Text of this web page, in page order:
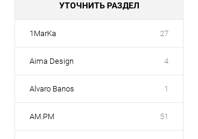
УТОЧНИТЬ РАЗДЕЛ
1MarKa 27
Aima Design 4
Alvaro Banos 1
AM.PM 51